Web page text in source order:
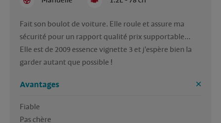
Fait son boulot de voiture. Elle roule et assure ma
sécurité pour un rapport qualité prix supportable...
Elle est de 2009 essence vignette 3 et j'espère bien la
garder autant que possible !
Avantages
Fiable
Pas chère